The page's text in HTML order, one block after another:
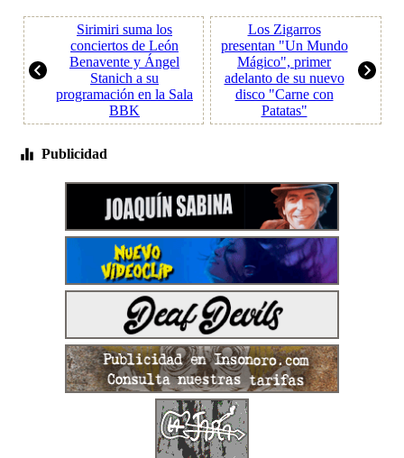
Sirimiri suma los
conciertos de León
Benavente y Ángel
Stanich a su
programación en la Sala
BBK
Los Zigarros
presentan "Un Mundo
Mágico", primer
adelanto de su nuevo
disco "Carne con
Patatas"
Publicidad